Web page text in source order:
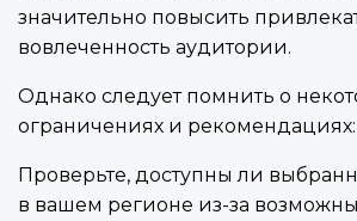
значительно повысить
вовлеченность аудитории.
Однако следует помнить о
ограничениях и рекомендациях:
Проверьте, доступны ли
в вашем регионе из-за